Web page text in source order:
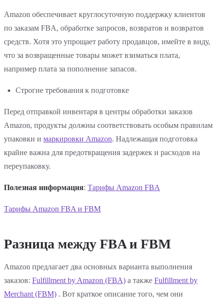
Amazon обеспечивает круглосуточную поддержку клиентов
по заказам FBA, обработке запросов, возвратов и возвратов
средств. Хотя это упрощает работу продавцов, имейте в виду,
что за возвращенные товары может взиматься плата,
например плата за пополнение запасов.
Строгие требования к подготовке
Перед отправкой инвентаря в центры обработки заказов
Amazon, продукты должны соответствовать особым правилам
упаковки и маркировки Amazon. Надлежащая подготовка
крайне важна для предотвращения задержек и расходов на
переупаковку.
Полезная информация: Тарифы Amazon FBA
Тарифы Amazon FBA и FBM
Разница между FBA и FBM
Amazon предлагает два основных варианта выполнения
заказов: Fulfillment by Amazon (FBA) а также Fulfillment by
Merchant (FBM) . Вот краткое описание того, чем они